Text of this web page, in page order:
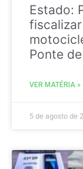
Estado:
Ponte
VER MATÉRIA »
5 de agosto de